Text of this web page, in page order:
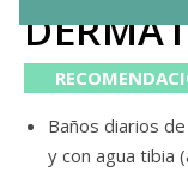
Baños diarios
y con agua tibia